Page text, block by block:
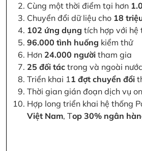
Cùng một thời điểm tại hơn
Chuyển đổi dữ liệu cho 18
102 ứng dụng tích hợp với hệ
96.000 tình huống kiểm thử
Hơn 24.000 người tham gia
25 đối tác trong và ngoài
Triển khai 11 đợt chuyển đổi
Thời gian gián đoạn dịch vụ
Hợp long triển khai hệ thống
Việt Nam, Top 30% ngân